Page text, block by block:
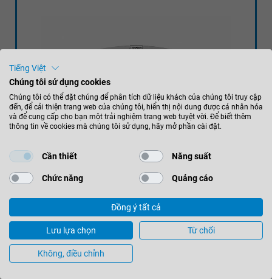
Ổ PHAY CẠNH DIAMASTER
WHISPERCUT
Trọng lượng ít hơn 50% giúp giảm
Tiếng Việt
Chúng tôi sử dụng cookies
Chúng tôi có thể đặt chúng để phân tích dữ liệu khách của chúng tôi truy cập
đến, để cải thiện trang web của chúng tôi, hiển thị nội dung được cá nhân hóa
và để cung cấp cho bạn một trải nghiệm trang web tuyệt vời. Để biết thêm
thông tin về cookies mà chúng tôi sử dụng, hãy mở phần cài đặt.
Cần thiết Năng suất
Chức năng Quảng cáo
Đồng ý tất cả
Lưu lựa chọn Từ chối
Không, điều chỉnh